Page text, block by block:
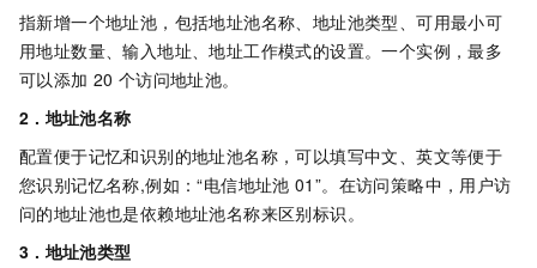
指新增一个地址池，包括地址池名称、地址池类型、可用最小可
用地址数量、输入地址、地址工作模式的设置。一个实例，最多
可以添加 20 个访问地址池。
2 . 地址池名称
配置便于记忆和识别的地址池名称，可以填写中文、英文等便于
您识别记忆名称,例如：“电信地址池 01”。在访问策略中，用户访
问的地址池也是依赖地址池名称来区别标识。
3 . 地址池类型